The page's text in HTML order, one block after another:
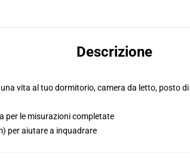
Descrizione
vita al tuo dormitorio, camera da letto, posto
per le misurazioni completate
per aiutare a inquadrare